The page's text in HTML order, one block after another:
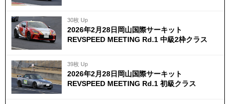
30枚 Up
2026年2月28日岡山国際サーキット
REVSPEED MEETING Rd.1 中級2枠クラス
39枚 Up
2026年2月28日岡山国際サーキット
REVSPEED MEETING Rd.1 初級クラス